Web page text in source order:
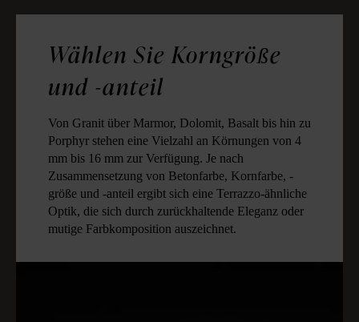
Wählen Sie Korngröße
und -anteil
Von Granit über Marmor, Dolomit, Basalt bis hin zu
Porphyr stehen eine Vielzahl an Körnungen von 4
mm bis 16 mm zur Verfügung. Je nach
Zusammensetzung von Betonfarbe, Kornfarbe, -
größe und -anteil ergibt sich eine Terrazzo-ähnliche
Optik, die sich durch zurückhaltende Eleganz oder
mutige Farbkomposition auszeichnet.